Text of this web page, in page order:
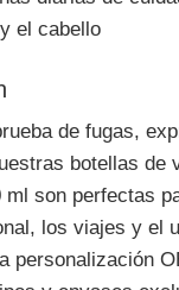
el cabello
de fugas,
botellas de
ml son perfectas
los viajes y el
personalización